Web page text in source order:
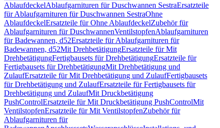
AblaufdeckelAblaufgarnituren für Duschwannen SestraErsatzteile
für Ablaufgarnituren für Duschwannen SestraOhne
AblaufdeckelErsatzteile für Ohne AblaufdeckelZubehör für
Ablaufgarnituren für DuschwannenVentilstopfenAblaufgarnituren
für Badewannen, d52Ersatzteile für Ablaufgarnituren für
Badewannen, d52Mit DrehbetätigungErsatzteile für Mit
DrehbetätigungFertigbausets für DrehbetätigungErsatzteile für
Fertigbausets für DrehbetätigungMit Drehbetätigung und
ZulaufErsatzteile für Mit Drehbetätigung und ZulaufFertigbausets
für Drehbetätigung und ZulaufErsatzteile für Fertigbausets für
Drehbetätigung und ZulaufMit Druckbetätigung
PushControlErsatzteile für Mit Druckbetätigung PushControlMit
VentilstopfenErsatzteile für Mit VentilstopfenZubehör für
Ablaufgarnituren für